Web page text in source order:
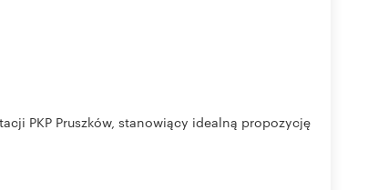
PKP Pruszków, stanowiący idealną propozycję